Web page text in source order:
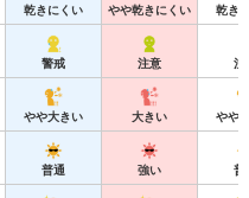
乾きにくい やや乾きにくい 乾き
警戒 注意 注
やや大きい 大きい やや
普通 強い 普